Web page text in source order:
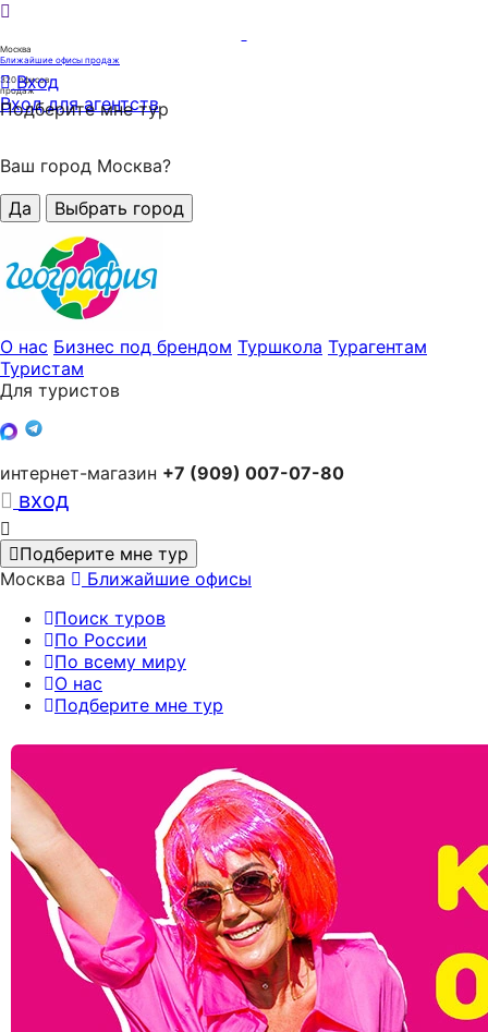
Москва
Ближайшие офисы продаж
320офисов
продаж
Вход
Вход для агентств
Подберите мне тур
Ваш город Москва?
Да
Выбрать город
О нас Бизнес под брендом Туршкола Турагентам
Туристам
Для туристов
интернет-магазин +7 (909) 007-07-80
вход
Подберите мне тур
Москва
Ближайшие офисы
Поиск туров
По России
По всему миру
О нас
Подберите мне тур